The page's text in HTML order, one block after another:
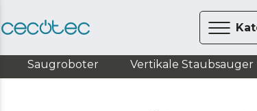
Saugroboter Vertikale Staubsauger